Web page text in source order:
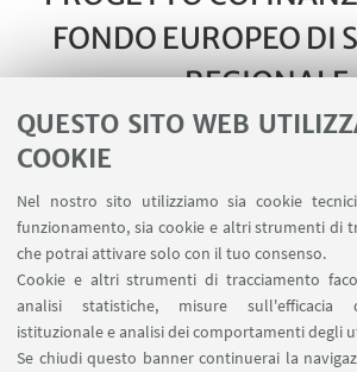
QUESTO SITO WEB
COOKIE
Nel nostro sito utilizziamo sia cookie
funzionamento, sia cookie e altri strumenti di
che potrai attivare solo con il tuo consenso.
Cookie e altri strumenti di tracciamento
analisi statistiche, misure sull'efficacia
istituzionale e analisi dei comportamenti degli
Se chiudi questo banner continuerai la
FONDO EUROPEO DI
REGIONALE